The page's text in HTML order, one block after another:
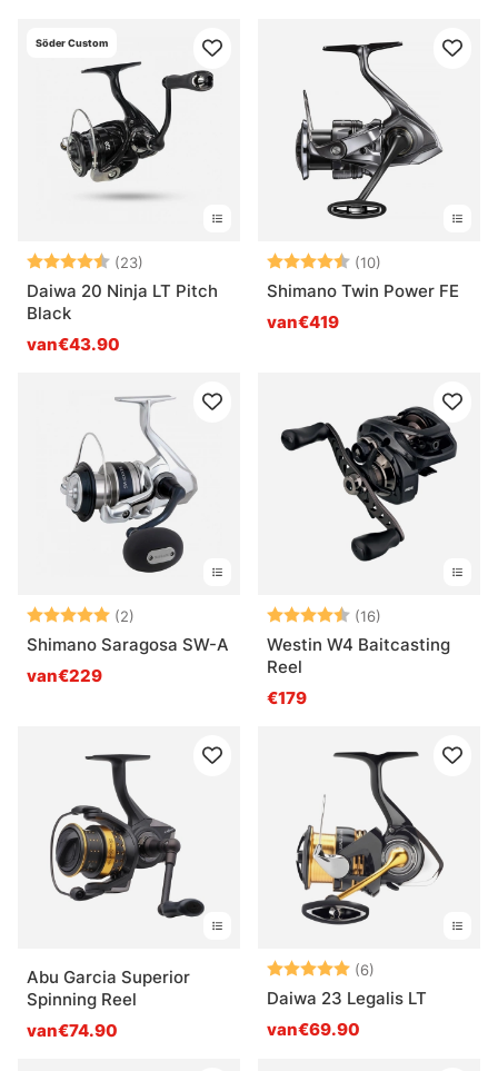
Söder Custom
Beoordeling:
(23)
4.6 uit 5 sterren
Daiwa 20 Ninja LT Pitch
Black
van€43.90
Beoordeling:
(10)
Shimano Twin Power FE
van€419
Beoordeling:
(2)
Shimano Saragosa SW-A
van€229
Beoordeling:
(16)
Westin W4 Baitcasting
Reel
€179
Abu Garcia Superior
Spinning Reel
van€74.90
Beoordeling:
(6)
Daiwa 23 Legalis LT
van€69.90